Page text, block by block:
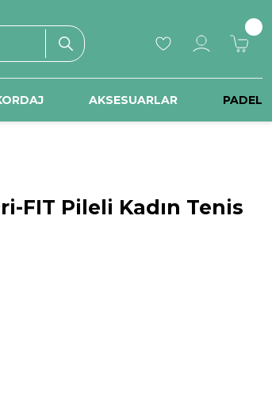
AKSESUARLAR PADEL
FIT Pileli Kadın Tenis